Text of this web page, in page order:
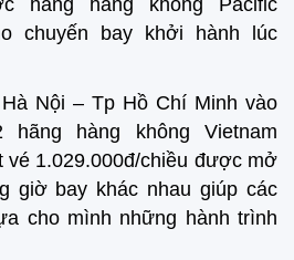
hãng hàng không Pacific
chuyến bay khởi hành lúc
Nội – Tp Hồ Chí Minh vào
hãng hàng không Vietnam
vé 1.029.000đ/chiều được mở
giờ bay khác nhau giúp các
cho mình những hành trình